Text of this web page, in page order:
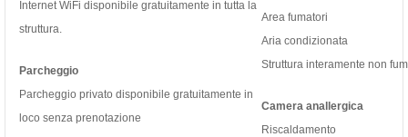
Internet WiFi disponibile gratuitamente in tutta la
struttura.
Parcheggio
Parcheggio privato disponibile gratuitamente in
loco senza prenotazione
Area fumatori
Aria condizionata
Struttura interamente non
Camera anallergica
Riscaldamento